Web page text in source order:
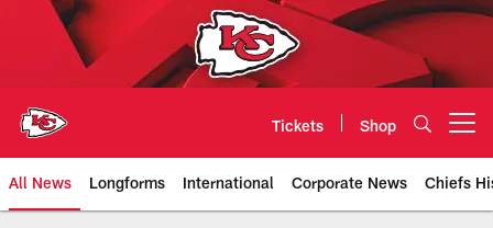
Tickets Shop
All News Longforms International Corporate News Chiefs